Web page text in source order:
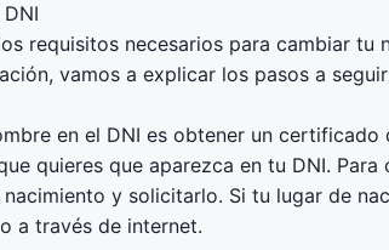
requisitos necesarios para cambiar tu
vamos a explicar los pasos a
en el DNI es obtener un
quieres que aparezca en tu DNI. Para
y solicitarlo. Si tu lugar de
a través de internet.